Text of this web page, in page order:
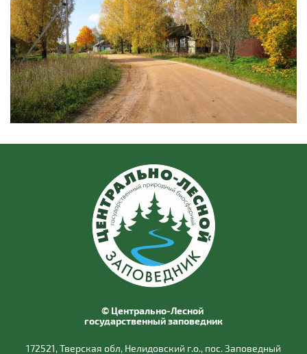
© Центрально-Лесной
государственный заповедник
172521, Тверская обл, Нелидовский г.о., пос. Заповедный